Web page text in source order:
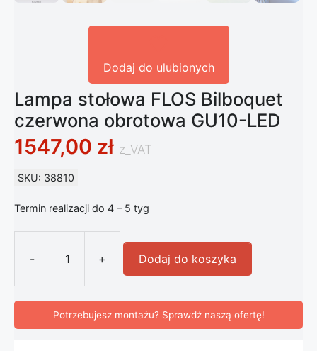
Dodaj do ulubionych
Lampa stołowa FLOS Bilboquet
czerwona obrotowa GU10-LED
1547,00 zł z_VAT
SKU: 38810
Termin realizacji do 4 – 5 tyg
-
ilość Lampa stołowa FLOS
+ Dodaj do koszyka
Potrzebujesz montażu? Sprawdź naszą ofertę!